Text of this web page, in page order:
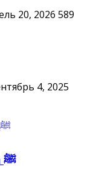
20, 2026 589
4, 2025
Город нашего Пророка ‎ﷺ